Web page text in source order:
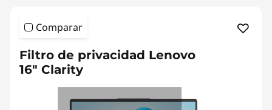
Comparar
Filtro de privacidad Lenovo
16" Clarity